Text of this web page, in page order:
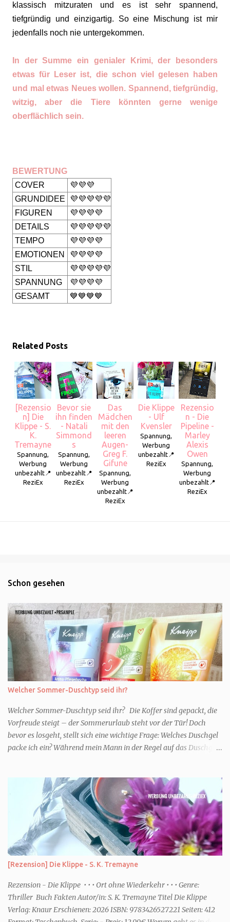
klassisch mitzuraten und es ist sehr spannend,
tiefgründig und einzigartig. So eine Mischung ist mir
jedenfalls noch nie untergekommen.
In der Summe ein genialer Krimi, der besonders
etwas für Leser ist, die schon viel gelesen haben
und mal etwas Neues wollen. Spannend, tiefgründig,
witzig, aber die Tiere könnten gerne wenige
oberflächlich sein.
BEWERTUNG
COVER
💜💜💜
GRUNDIDEE
💜💜💜💜💜
FIGUREN
💜💜💜💜
DETAILS
💜💜💜💜💜
TEMPO
💜💜💜💜
EMOTIONEN
💜💜💜💜
STIL
💜💜💜💜💜
SPANNUNG
💜💜💜💜
GESAMT
💙💙💙💙
Related Posts
[Rezensio
n] Die
Klippe - S.
K.
Tremayne
Spannung,
Werbung
unbezahlt📍
ReziEx
Bevor sie
ihn finden
- Natali
Simmond
s
Spannung,
Werbung
unbezahlt📍
ReziEx
Das
Mädchen
mit den
leeren
Augen-
Greg F.
Gifune
Spannung,
Werbung
unbezahlt📍
ReziEx
Die Klippe
- Ulf
Kvensler
Spannung,
Werbung
unbezahlt📍
ReziEx
Rezensio
n - Die
Pipeline -
Marley
Alexis
Owen
Spannung,
Werbung
unbezahlt📍
ReziEx
Schon gesehen
Welcher Sommer-Duschtyp seid ihr?
Welcher Sommer-Duschtyp seid ihr? Die Koffer sind gepackt, die
Vorfreude steigt – der Sommerurlaub steht vor der Tür! Doch
bevor es losgeht, stellt sich eine wichtige Frage: Welches Duschgel
packe ich ein? Während mein Mann in der Regel auf das Duschgel
Urlaub Entspannung und Wellness. Falls ihr ähnlich denkt, lasst
uns doch herausfinden, welcher Duschtyp ihr seid. TYP
GENIESSER Egal, ob Strand oder Städtetrip - für euch gehört
gutes Essen, ein guter Wein oder Cocktail, vielleicht ein gutes Buch
dazu. Ihr liebt es Sonnenuntergänge zu beobachten und genießt
einfach jeden Moment. Dann seid ihr wie ich der Typ Genießer.
Hier empfehle ich tatsächlich Düfte die zur Jahreszeit passen, weil
ihr dann bessere entspannen könnt. Zum Beispiel ein Duschgel mit
einem frisch-fruchtigen Duft, wie die Kneipp Aroma-Pflegedusche
“ Sommer Flirt ...
[Rezension] Die Klippe - S. K. Tremayne
Rezension - Die Klippe • • • Ort ohne Wiederkehr • • • Genre:
Thriller Buch Fakten Autor/in: S. K. Tremayne Titel Die Klippe
Verlag: Knaur Erschienen: 2026 ISBN: 9783426527221 Seiten: 412